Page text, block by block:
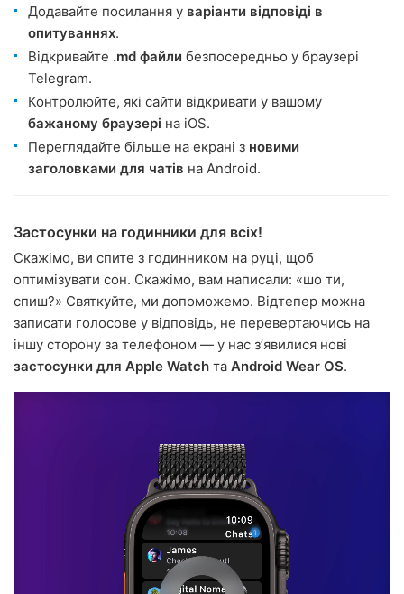
Додавайте посилання у варіанти відповіді в
опитуваннях.
Відкривайте .md файли безпосередньо у браузері
Telegram.
Контролюйте, які сайти відкривати у вашому
бажаному браузері на iOS.
Переглядайте більше на екрані з новими
заголовками для чатів на Android.
Застосунки на годинники для всіх!
Скажімо, ви спите з годинником на руці, щоб
оптимізувати сон. Скажімо, вам написали: «шо ти,
спиш?» Святкуйте, ми допоможемо. Відтепер можна
записати голосове у відповідь, не перевертаючись на
іншу сторону за телефоном — у нас зʼявилися нові
застосунки для Apple Watch та Android Wear OS.